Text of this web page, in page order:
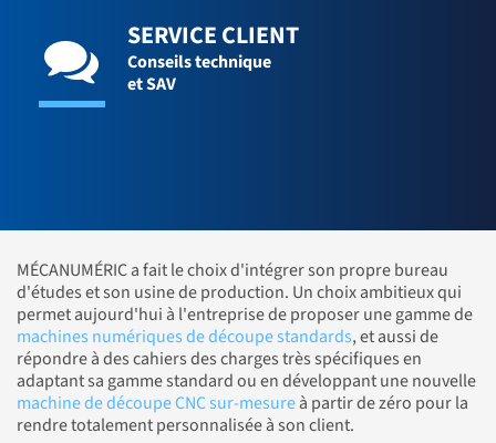
SERVICE CLIENT
Conseils technique
et SAV
MÉCANUMÉRIC a fait le choix d'intégrer son propre bureau
d'études et son usine de production. Un choix ambitieux qui
permet aujourd'hui à l'entreprise de proposer une gamme de
machines numériques de découpe standards, et aussi de
répondre à des cahiers des charges très spécifiques en
adaptant sa gamme standard ou en développant une nouvelle
machine de découpe CNC sur-mesureà partir de zéro pour la
rendre totalement personnalisée à son client.